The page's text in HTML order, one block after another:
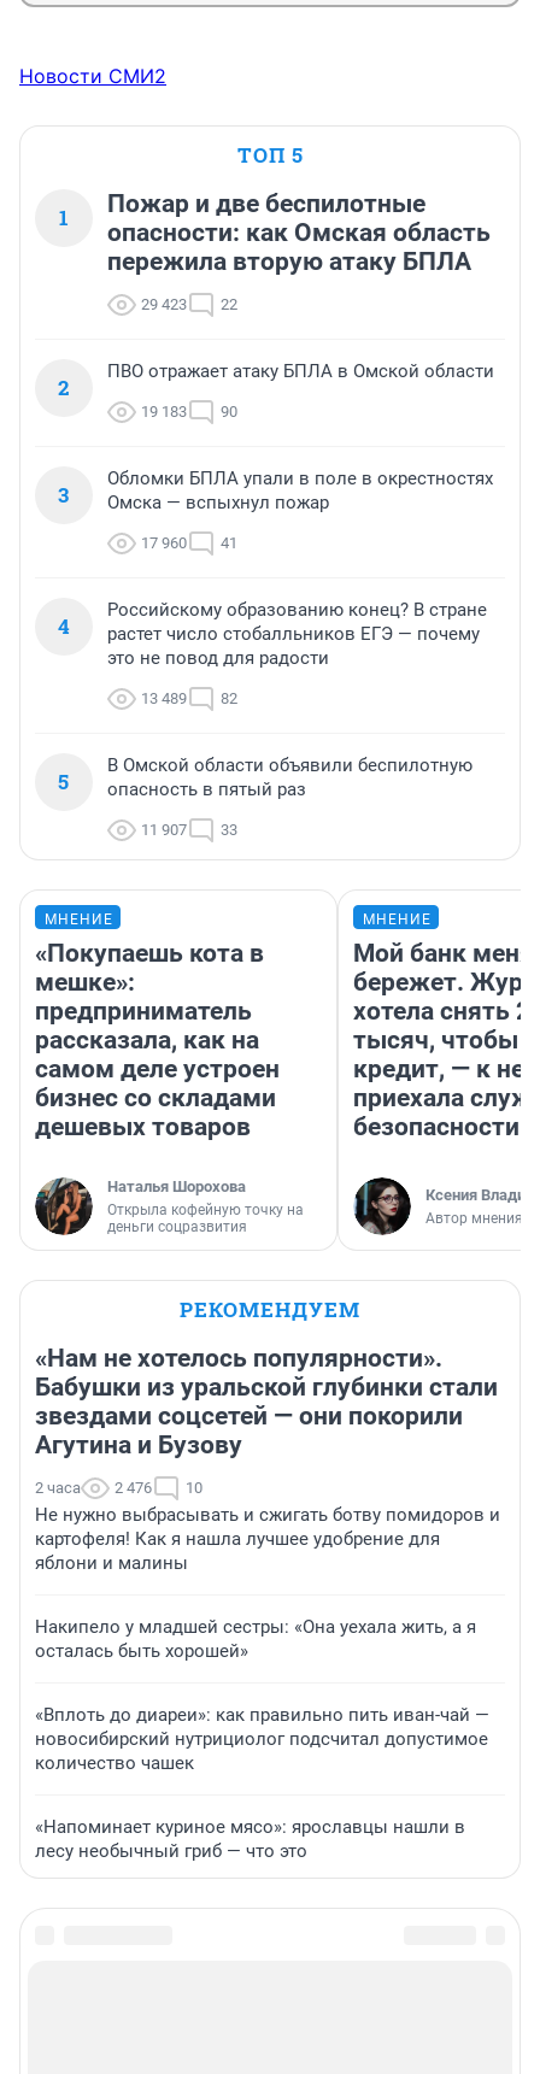
Новости СМИ2
ТОП 5
1
Пожар и две беспилотные
опасности: как Омская область
пережила вторую атаку БПЛА
29 423 22
2
ПВО отражает атаку БПЛА в Омской области
19 183 90
3
Обломки БПЛА упали в поле в окрестностях
Омска — вспыхнул пожар
17 960 41
4
Российскому образованию конец? В стране
растет число стобалльников ЕГЭ — почему
это не повод для радости
13 489 82
5
В Омской области объявили беспилотную
опасность в пятый раз
11 907 33
МНЕНИЕ
«Покупаешь кота в
мешке»:
предприниматель
рассказала, как на
самом деле устроен
бизнес со складами
дешевых товаров
Наталья Шорохова
Открыла кофейную точку на
деньги соцразвития
МНЕНИЕ
Мой банк меня
бережет.
хотела снять
тысяч, чтобы
кредит, — к
приехала
безопасности
Ксения
Автор мнения
РЕКОМЕНДУЕМ
«Нам не хотелось популярности».
Бабушки из уральской глубинки стали
звездами соцсетей — они покорили
Агутина и Бузову
2 часа 2 476 10
Не нужно выбрасывать и сжигать ботву помидоров и
картофеля! Как я нашла лучшее удобрение для
яблони и малины
Накипело у младшей сестры: «Она уехала жить, а я
осталась быть хорошей»
«Вплоть до диареи»: как правильно пить иван-чай —
новосибирский нутрициолог подсчитал допустимое
количество чашек
«Напоминает куриное мясо»: ярославцы нашли в
лесу необычный гриб — что это